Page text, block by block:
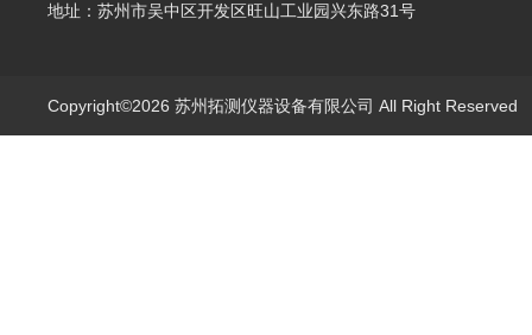
地址：苏州市吴中区开发区旺山工业园兴东路31号
Copyright©2026 苏州拓测仪器设备有限公司 All Right